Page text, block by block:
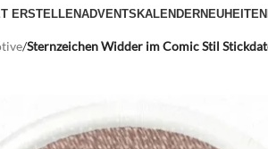
ERSTELLENADVENTSKALENDERNEUHEITEN
/Sternzeichen Widder im Comic Stil